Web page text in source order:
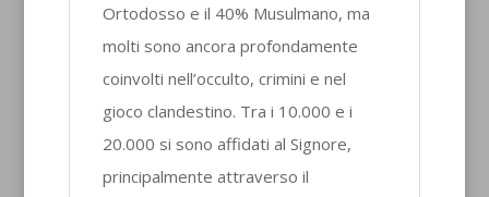
Ortodosso e il 40% Musulmano, ma
molti sono ancora profondamente
coinvolti nell’occulto, crimini e nel
gioco clandestino. Tra i 10.000 e i
20.000 si sono affidati al Signore,
principalmente attraverso il